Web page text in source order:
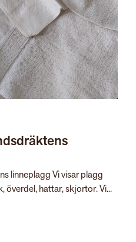
linneplagg Vi visar plagg
överdel, hattar, skjortor. Vi...